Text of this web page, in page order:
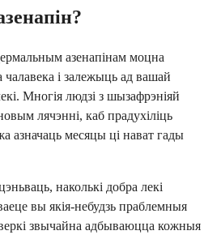
азенапінам моцна
чалавека і залежыць ад вашай
Многія людзі з шызафрэніяй
лячэнні, каб прадухіліць
азначаць месяцы ці нават гады
наколькі добра лекі
вы якія-небудзь праблемныя
звычайна адбываюцца кожныя